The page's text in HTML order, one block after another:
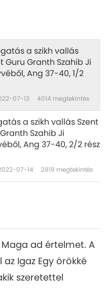
a szikh vallás
Guru Granth Szahib Ji
Ang 37-40, 1/2
07-13 4014 megtekintés
a szikh vallás Szent
Szahib Ji
Ang 37-40, 2/2 rész
07-14 2919 megtekintés
ad értelmet. A
Igaz Egy örökké
szeretettel